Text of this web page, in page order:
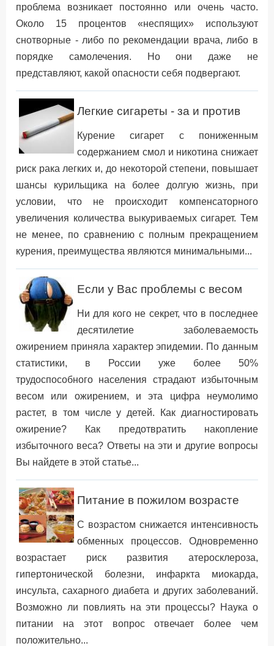
проблема возникает постоянно или очень часто.
Около 15 процентов «неспящих» используют
снотворные - либо по рекомендации врача, либо в
порядке самолечения. Но они даже не
представляют, какой опасности себя подвергают.
Легкие сигареты - за и против
Курение сигарет с пониженным
содержанием смол и никотина снижает
риск рака легких и, до некоторой степени, повышает
шансы курильщика на более долгую жизнь, при
условии, что не происходит компенсаторного
увеличения количества выкуриваемых сигарет. Тем
не менее, по сравнению с полным прекращением
курения, преимущества являются минимальными...
Если у Вас проблемы с весом
Ни для кого не секрет, что в последнее
десятилетие заболеваемость
ожирением приняла характер эпидемии. По данным
статистики, в России уже более 50%
трудоспособного населения страдают избыточным
весом или ожирением, и эта цифра неумолимо
растет, в том числе у детей. Как диагностировать
ожирение? Как предотвратить накопление
избыточного веса? Ответы на эти и другие вопросы
Вы найдете в этой статье...
Питание в пожилом возрасте
С возрастом снижается интенсивность
обменных процессов. Одновременно
возрастает риск развития атеросклероза,
гипертонической болезни, инфаркта миокарда,
инсульта, сахарного диабета и других заболеваний.
Возможно ли повлиять на эти процессы? Наука о
питании на этот вопрос отвечает более чем
положительно...